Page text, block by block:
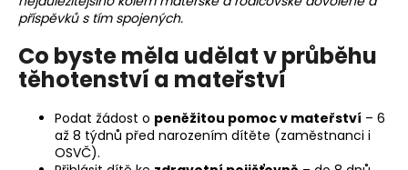
příspěvků s tím spojených.
Co byste měla udělat v průběhu
těhotenství a mateřství
Podat žádost o peněžitou pomoc v mateřství – 6
až 8 týdnů před narozením dítěte (zaměstnanci i
OSVČ).
j
e
t
e